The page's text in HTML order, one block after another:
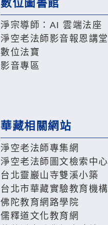
數位圖書館
淨宗導師：AI 雲端法座
淨空老法師影音報恩講堂
數位法寶
影音專區
華藏相關網站
淨空老法師專集網
淨空老法師圖文檢索中心
台北靈巖山寺雙溪小築
台北市華藏實驗教育機構
佛陀教育網路學院
儒釋道文化教育網